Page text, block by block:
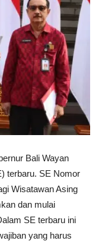
Bali Wayan
terbaru. SE Nomor
Wisatawan Asing
dan mulai
SE terbaru ini
yang harus